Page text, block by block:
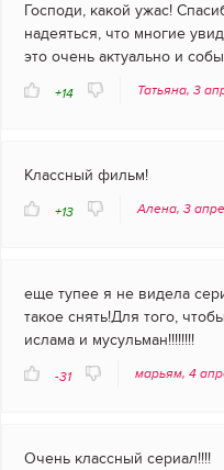
Господи, какой ужас!
надеяться, что многие
это очень актуально и
+14 Татьяна, 3
Классный фильм!
+13 Алена, 3
еще тупее я не видела
такое снять!Для того,
ислама и мусульман!!!!!!!!
-31 марьям, 4
Очень классный сериал!!!!